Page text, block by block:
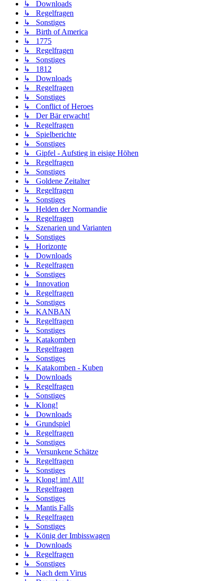
↳ Downloads
↳ Regelfragen
↳ Sonstiges
↳ Birth of America
↳ 1775
↳ Regelfragen
↳ Sonstiges
↳ 1812
↳ Downloads
↳ Regelfragen
↳ Sonstiges
↳ Conflict of Heroes
↳ Der Bär erwacht!
↳ Regelfragen
↳ Spielberichte
↳ Sonstiges
↳ Gipfel - Aufstieg in eisige Höhen
↳ Regelfragen
↳ Sonstiges
↳ Goldene Zeitalter
↳ Regelfragen
↳ Sonstiges
↳ Helden der Normandie
↳ Regelfragen
↳ Szenarien und Varianten
↳ Sonstiges
↳ Horizonte
↳ Downloads
↳ Regelfragen
↳ Sonstiges
↳ Innovation
↳ Regelfragen
↳ Sonstiges
↳ KANBAN
↳ Regelfragen
↳ Sonstiges
↳ Katakomben
↳ Regelfragen
↳ Sonstiges
↳ Katakomben - Kuben
↳ Downloads
↳ Regelfragen
↳ Sonstiges
↳ Klong!
↳ Downloads
↳ Grundspiel
↳ Regelfragen
↳ Sonstiges
↳ Versunkene Schätze
↳ Regelfragen
↳ Sonstiges
↳ Klong! im! All!
↳ Regelfragen
↳ Sonstiges
↳ Mantis Falls
↳ Regelfragen
↳ Sonstiges
↳ König der Imbisswagen
↳ Downloads
↳ Regelfragen
↳ Sonstiges
↳ Nach dem Virus